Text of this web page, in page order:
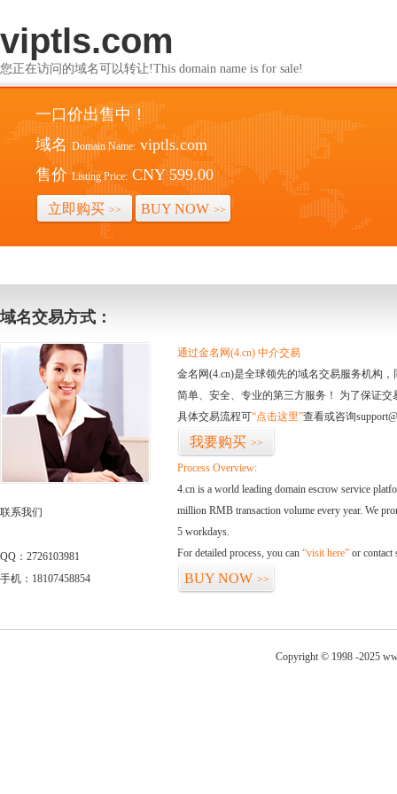
viptls.com
您正在访问的域名可以转让!This domain name is for sale!
一口价出售中！
域名 Domain Name: viptls.com
售价 Listing Price: CNY 599.00
立即购买 >> BUY NOW >>
域名交易方式：
联系我们
QQ：2726103981
手机：18107458854
通过金名网(4.cn) 中介交易
金名网(4.cn)是全球领先的域名交易服务机构
简单、安全、专业的第三方服务！ 为了保证
具体交易流程可“点击这里”查看或咨询
我要购买 >>
Process Overview:
4.cn is a world leading domain escrow service
million RMB transaction volume every year. We
5 workdays.
For detailed process, you can “visit here” or contact
BUY NOW >>
Copyright © 1998 -2025